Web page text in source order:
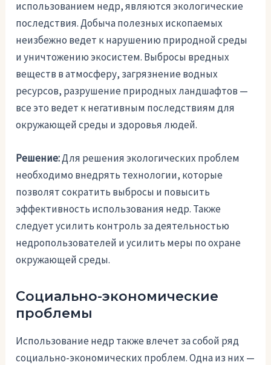
использованием недр, являются экологические
последствия. Добыча полезных ископаемых
неизбежно ведет к нарушению природной среды
и уничтожению экосистем. Выбросы вредных
веществ в атмосферу, загрязнение водных
ресурсов, разрушение природных ландшафтов —
все это ведет к негативным последствиям для
окружающей среды и здоровья людей.
Решение:Для решения экологических проблем
необходимо внедрять технологии, которые
позволят сократить выбросы и повысить
эффективность использования недр. Также
следует усилить контроль за деятельностью
недропользователей и усилить меры по охране
окружающей среды.
Социально-экономические
проблемы
Использование недр также влечет за собой ряд
социально-экономических проблем. Одна из них —